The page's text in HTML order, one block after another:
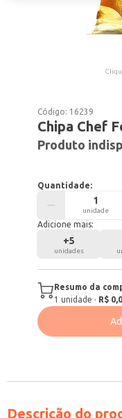
Código: 16239
Chipa Chef
Produto
Quantidade:
unidade
Adicione mais:
+5
unidades
Resumo da
1 unidade · R$
Descrição do